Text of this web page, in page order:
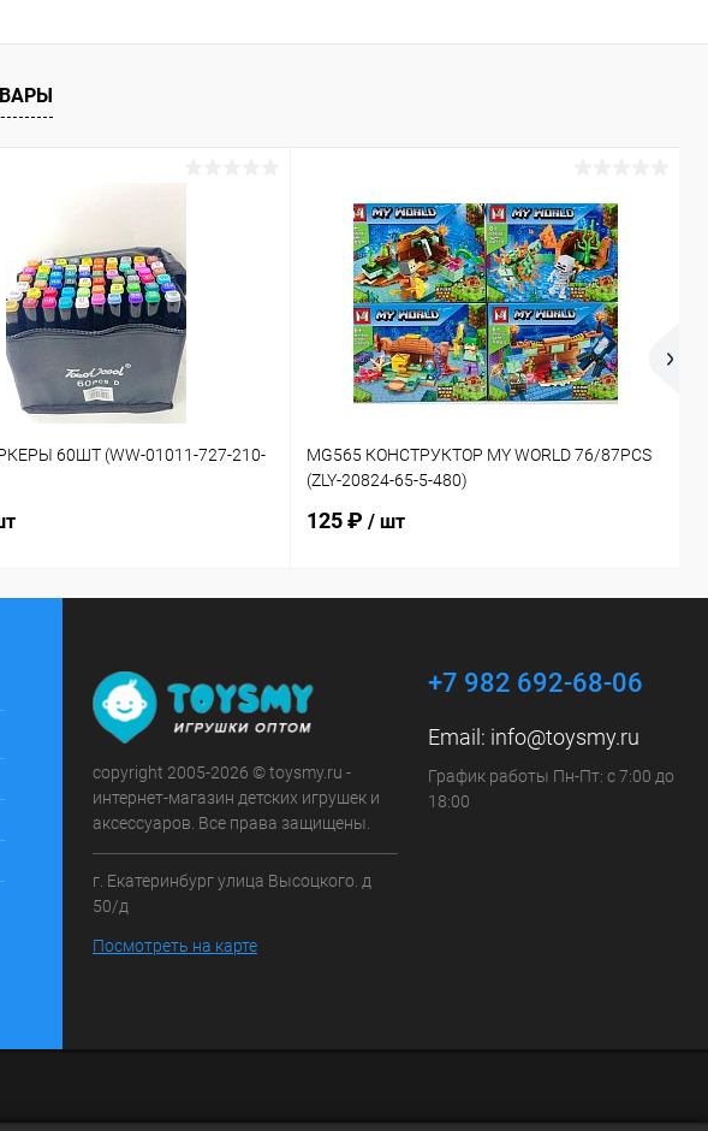
60ШТ (WW-01011-727-210-
MG565 КОНСТРУКТОР MY WORLD 76/87PCS
(ZLY-20824-65-5-480)
125 ₽ / шт
copyright 2005-2026 © toysmy.ru -
интернет-магазин детских игрушек и
аксессуаров. Все права защищены.
г. Екатеринбург улица Высоцкого. д
50/д
Посмотреть на карте
+7 982 692-68-06
Email: info@toysmy.ru
График работы Пн-Пт: с 7:00 до
18:00